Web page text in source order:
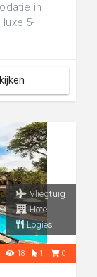
in
5-
Vliegtuig
Hotel
Logies
18 1 0